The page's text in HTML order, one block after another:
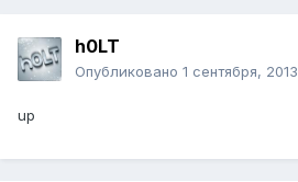
h0LT
Опубликовано 1 сентября, 2013
up